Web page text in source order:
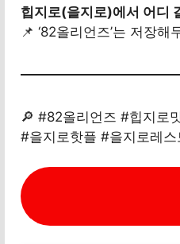
힙지로(을지로)에서 어디
📌 ‘82올리언즈’는 저장
🔎 #82올리언즈 #힙지로
#을지로핫플 #을지로레